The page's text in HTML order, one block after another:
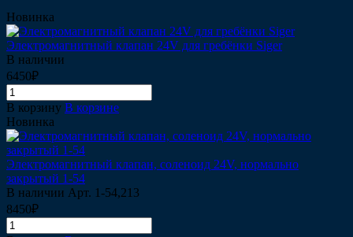
Новинка
Электромагнитный клапан 24V для гребёнки Siger
В наличии
6450₽
В корзину В корзине
Новинка
Электромагнитный клапан, соленоид 24V, нормально
закрытый 1-54
В наличии Арт. 1-54,213
8450₽